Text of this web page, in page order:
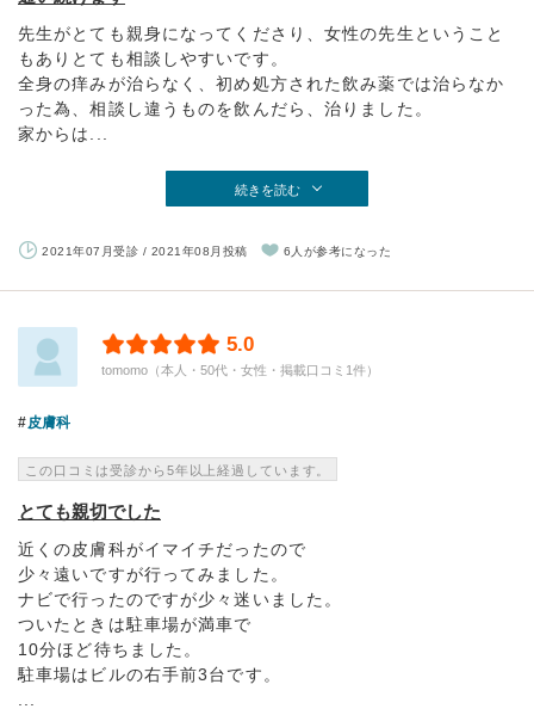
先生がとても親身になってくださり、女性の先生ということ
もありとても相談しやすいです。
全身の痒みが治らなく、初め処方された飲み薬では治らなか
った為、相談し違うものを飲んだら、治りました。
家からは...
続きを読む
2021年07月受診 / 2021年08月投稿 6人が参考になった
5.0
tomomo（本人・50代・女性・掲載口コミ1件）
皮膚科
この口コミは受診から5年以上経過しています。
とても親切でした
近くの皮膚科がイマイチだったので
少々遠いですが行ってみました。
ナビで行ったのですが少々迷いました。
ついたときは駐車場が満車で
10分ほど待ちました。
駐車場はビルの右手前3台です。